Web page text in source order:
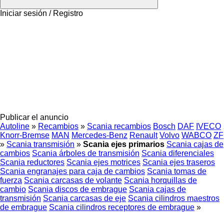
Iniciar sesión / Registro
Publicar el anuncio
Autoline » Recambios » Scania recambios Bosch DAF IVECO
Knorr-Bremse MAN Mercedes-Benz Renault Volvo WABCO ZF
» Scania transmisión » Scania ejes primarios Scania cajas de
cambios Scania árboles de transmisión Scania diferenciales
Scania reductores Scania ejes motrices Scania ejes traseros
Scania engranajes para caja de cambios Scania tomas de
fuerza Scania carcasas de volante Scania horquillas de
cambio Scania discos de embrague Scania cajas de
transmisión Scania carcasas de eje Scania cilindros maestros
de embrague Scania cilindros receptores de embrague »